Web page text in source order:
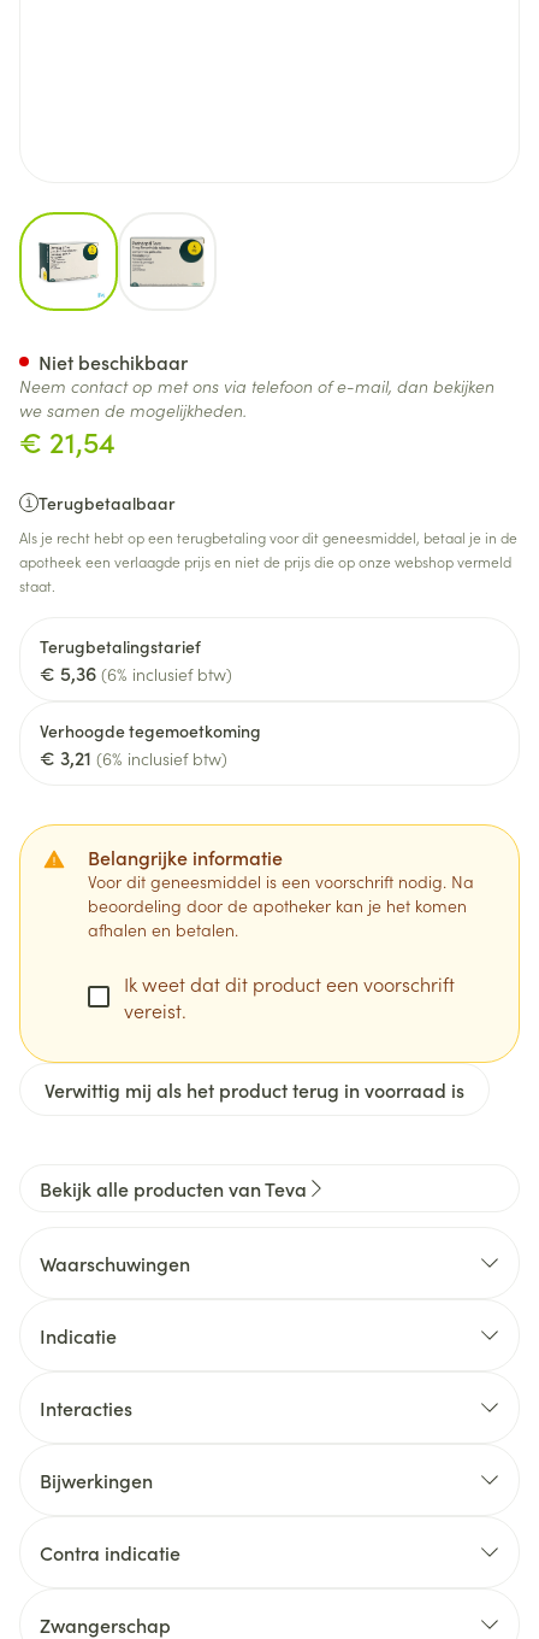
View larger image
€ 21,54
Terugbetaalbaar
Als je recht hebt op een terugbetaling voor dit geneesmiddel, betaal je in de
apotheek een verlaagde prijs en niet de prijs die op onze webshop vermeld
staat.
Terugbetalingstarief
€ 5,36 (6% inclusief btw)
Verhoogde tegemoetkoming
€ 3,21 (6% inclusief btw)
Belangrijke informatie
Voor dit geneesmiddel is een voorschrift nodig. Na
beoordeling door de apotheker kan je het komen
afhalen en betalen.
Ik weet dat dit product een voorschrift
vereist.
Verwittig mij als het product terug in voorraad is
Niet beschikbaar
Neem contact op met ons via telefoon of e-mail, dan bekijken
we samen de mogelijkheden.
Bekijk alle producten van Teva
Waarschuwingen
moet u er extra voorzichtig mee zijn? Wanneer mag
Indicatie
Interacties
Bijwerkingen
Contra indicatie
Zwangerschap